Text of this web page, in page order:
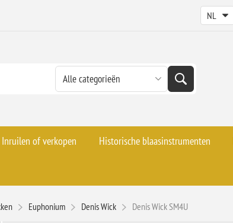
Inruilen of verkopen Historische blaasinstrumenten
Euphonium Denis Wick Denis Wick SM4U